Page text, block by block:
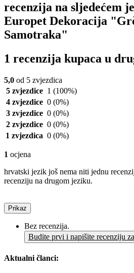
recenzija na sljedećem
Europet Dekoracija
Samotraka"
1 recenzija kupaca u
5,0 od 5 zvjezdica
5 zvjezdice 1 (100%)
4 zvjezdice 0 (0%)
3 zvjezdice 0 (0%)
2 zvjezdice 0 (0%)
1 zvjezdica 0 (0%)
1 ocjena
hrvatski jezik još nema niti jednu
recenziju na drugom jeziku.
Prikaz
Bez recenzija.
Budite prvi i napišite recenziju
Aktualni članci: